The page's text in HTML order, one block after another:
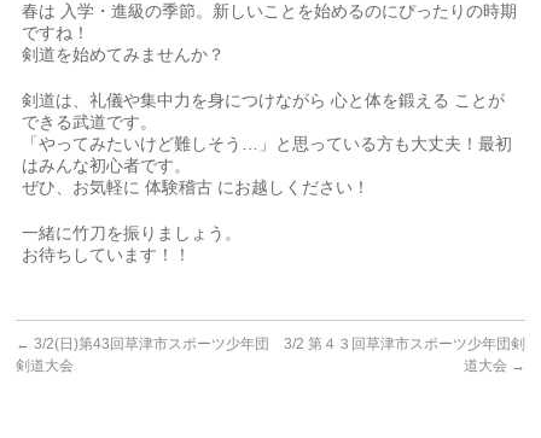
春は 入学・進級の季節。新しいことを始めるのにぴったりの時期
ですね！
剣道を始めてみませんか？
剣道は、礼儀や集中力を身につけながら 心と体を鍛える ことが
できる武道です。
「やってみたいけど難しそう…」と思っている方も大丈夫！最初
はみんな初心者です。
ぜひ、お気軽に 体験稽古 にお越しください！
一緒に竹刀を振りましょう。
お待ちしています！！
← 3/2(日)第43回草津市スポーツ少年団
剣道大会
3/2 第４３回草津市スポーツ少年団剣
道大会 →